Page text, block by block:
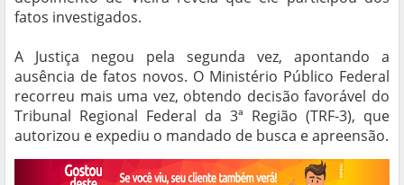
fatos investigados.
A Justiça negou pela segunda vez, apontando a
ausência de fatos novos. O Ministério Público Federal
recorreu mais uma vez, obtendo decisão favorável do
Tribunal Regional Federal da 3ª Região (TRF-3), que
autorizou e expediu o mandado de busca e apreensão.